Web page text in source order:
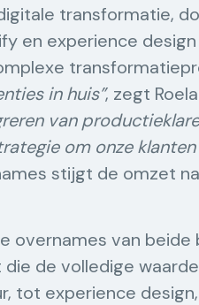
transformatie,
en experience design
in huis”, zegt
van
om onze
stijgt de omzet
overnames van
de volledige
tot experience